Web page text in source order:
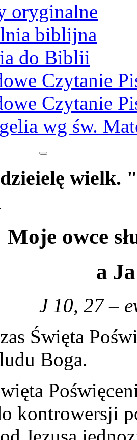
oryginalne
biblijna
do Biblii
Czytanie
Czytanie
wg św.
wielk.
Moje owce
a
J 10, 27 –
Święta
Boga.
kontrowersji